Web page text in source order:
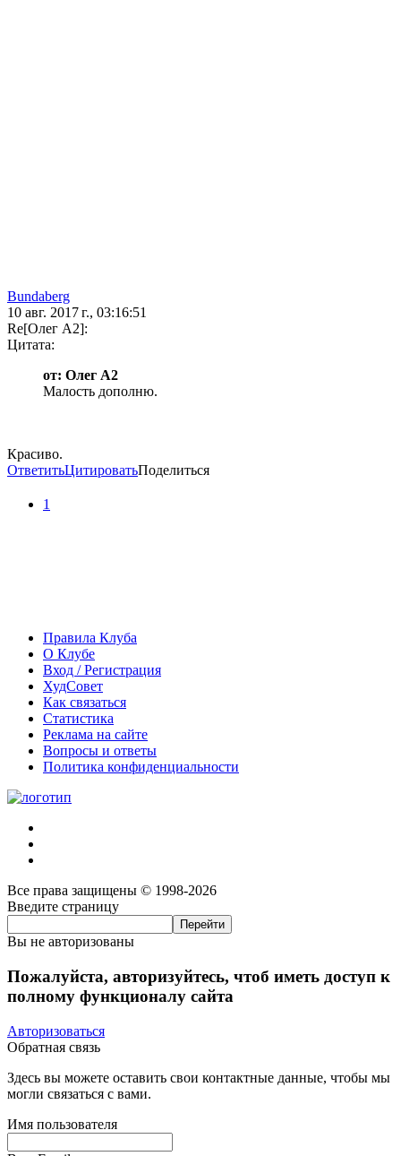
Bundaberg
10 авг. 2017 г., 03:16:51
Re[Олег А2]:
Цитата:
от: Олег А2
Малость дополню.
Красиво.
ОтветитьЦитироватьПоделиться
1
Правила Клуба
О Клубе
Вход / Регистрация
ХудСовет
Как связаться
Статистика
Реклама на сайте
Вопросы и ответы
Политика конфиденциальности
Все права защищены © 1998-2026
Введите страницу
Вы не авторизованы
Пожалуйста, авторизуйтесь, чтоб иметь доступ к
полному функционалу сайта
Авторизоваться
Обратная связь
Здесь вы можете оставить свои контактные данные, чтобы мы
могли связаться с вами.
Имя пользователя